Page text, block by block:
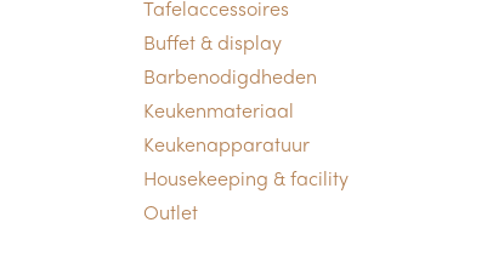
Tafelaccessoires
Buffet & display
Barbenodigdheden
Keukenmateriaal
Keukenapparatuur
Housekeeping & facility
Outlet